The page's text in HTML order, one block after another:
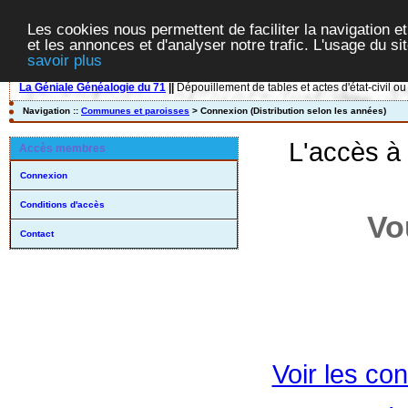
Les cookies nous permettent de faciliter la navigation
et les annonces et d'analyser notre trafic. L'usage du
savoir plus
La Géniale Généalogie du 71 Dépouillement de tables et actes d'état-civil
Navigation :: Communes et paroisses > Connexion (Distribution selon les années)
Accès membres
Connexion
Conditions d'accès
Contact
L'accès
Voir les